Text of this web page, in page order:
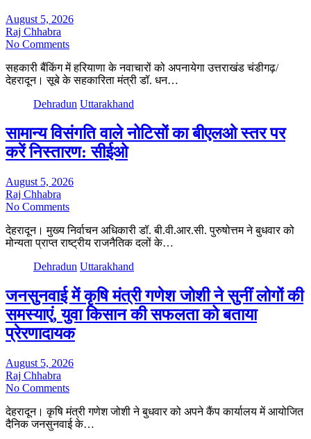
August 5, 2026
Raj Chhabra
No Comments
सहकारी बैंकिंग में हरियाणा के नवाचारों को अपनायेगा उत्तराखंड चंडीगढ़/
देहरादून। सूबे के सहकारिता मंत्री डॉ. धन…
Dehradun Uttarakhand
सामान्य विसंगति वाले नोटिसों का बीएलओ स्तर पर
करें निस्तारण: सीईओ
August 5, 2026
Raj Chhabra
No Comments
देहरादून। मुख्य निर्वाचन अधिकारी डॉ. बी.वी.आर.सी. पुरुषोत्तम ने बुधवार को
मोन्यता प्राप्त राष्ट्रीय राजनैतिक दलों के…
Dehradun Uttarakhand
जनसुनवाई में कृषि मंत्री गणेश जोशी ने सुनीं लोगों की
समस्याएं, युवा किसान की सफलता को बताया
प्रेरणादायक
August 5, 2026
Raj Chhabra
No Comments
देहरादून। कृषि मंत्री गणेश जोशी ने बुधवार को अपने कैंप कार्यालय में आयोजित
दैनिक जनसुनवाई के…